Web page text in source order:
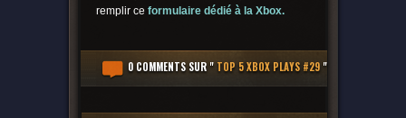
remplir ce formulaire dédié à la Xbox.
0 COMMENTSSUR " TOP 5 XBOX PLAYS #29"